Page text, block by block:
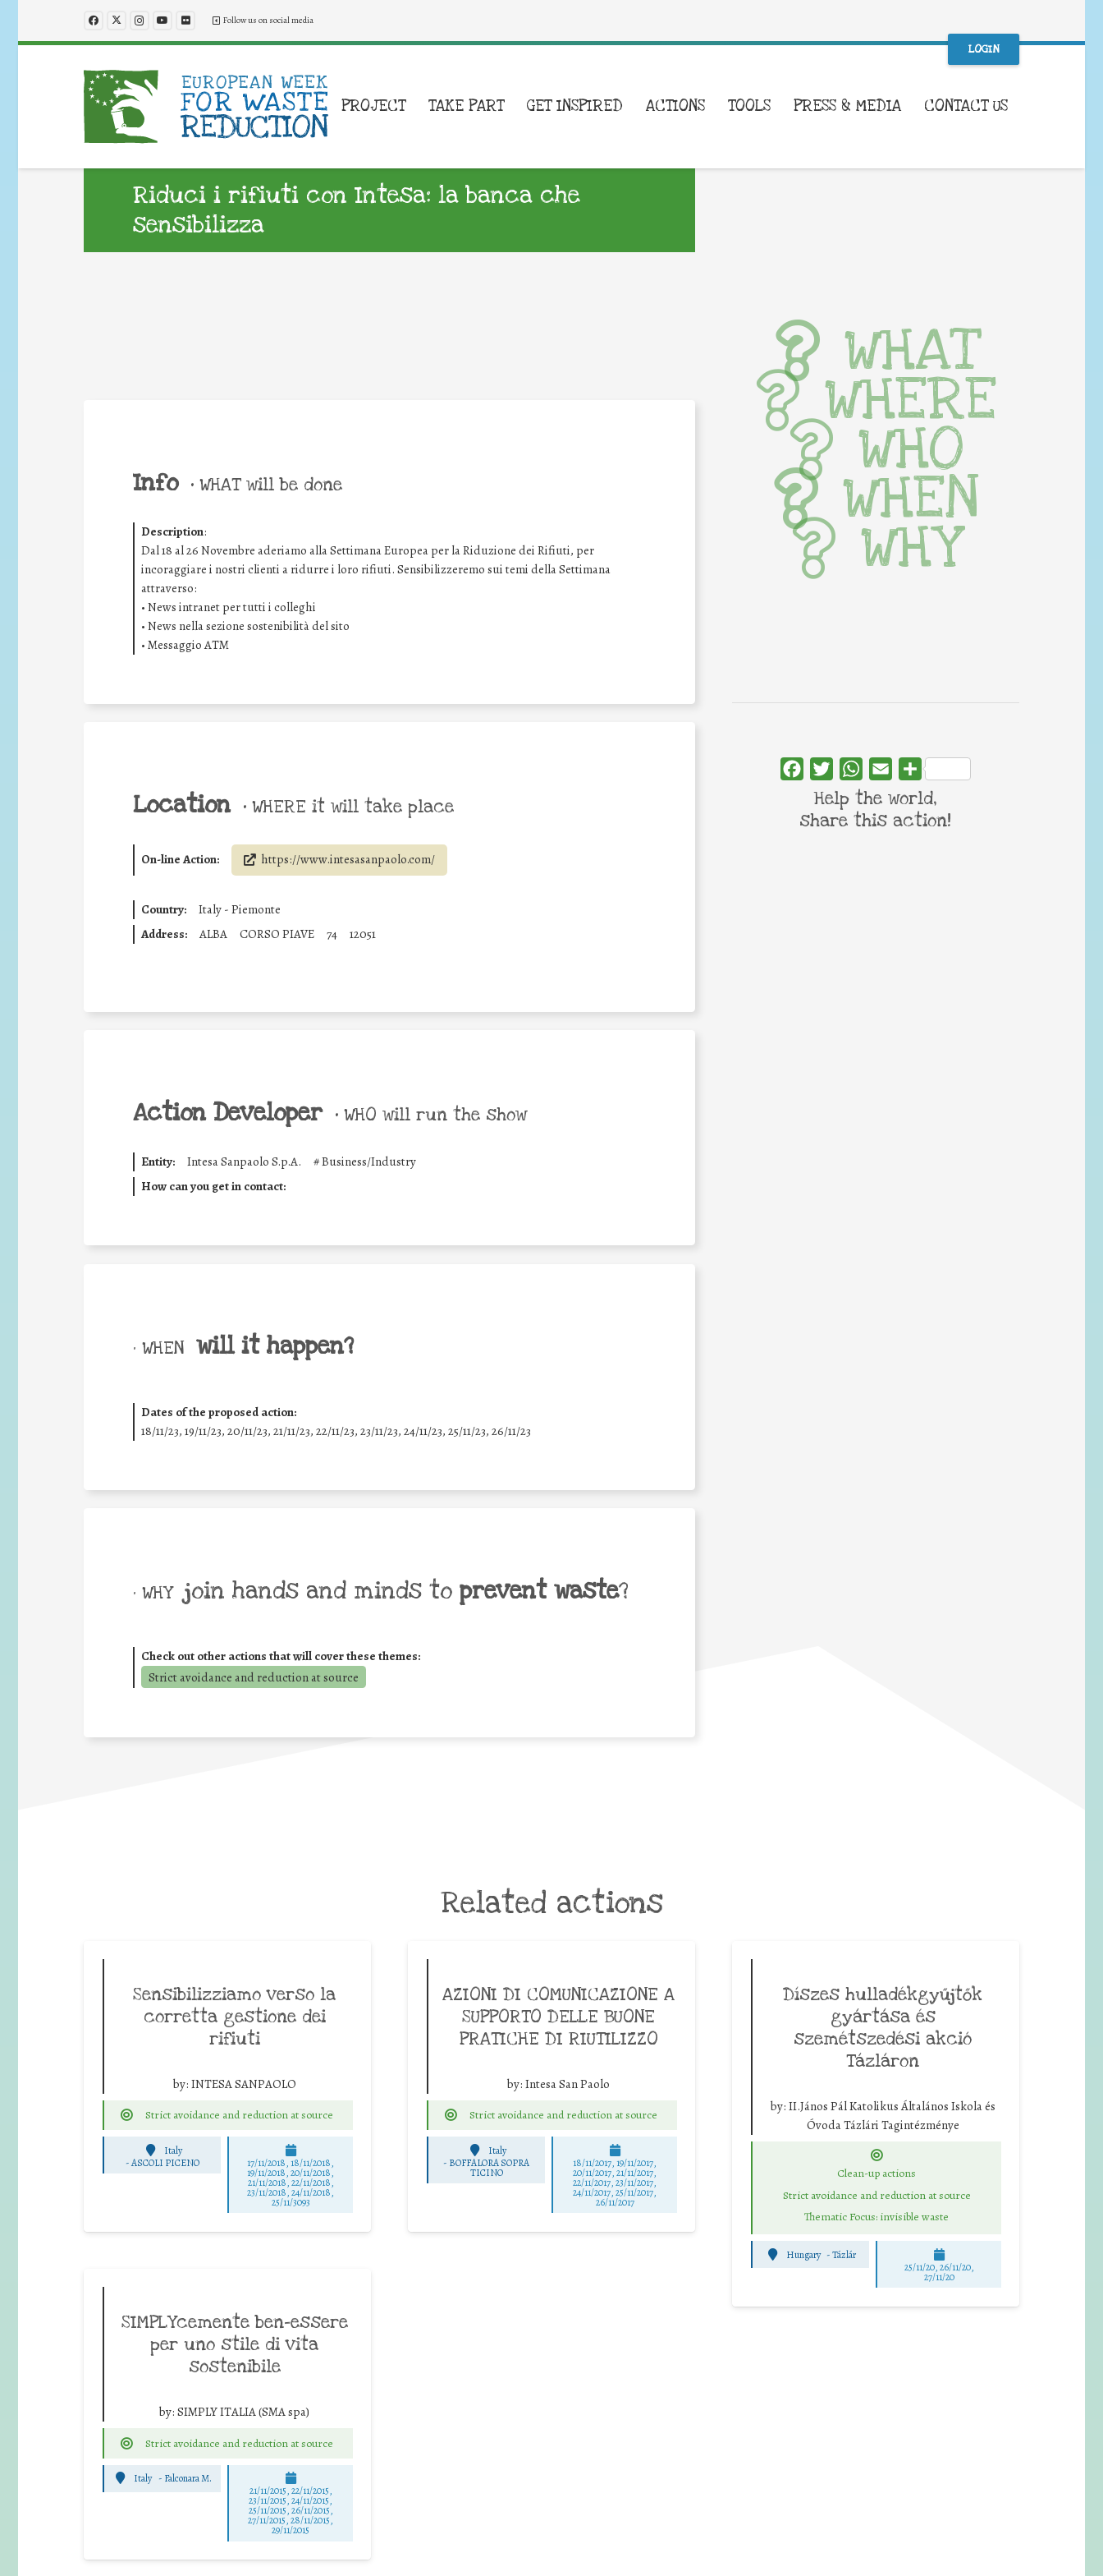
Follow us on social media
LOGIN
PROJECT TAKE PART GET INSPIRED ACTIONS TOOLS PRESS & MEDIA CONTACT US
Riduci i rifiuti con Intesa: la banca che
sensibilizza
Info • WHAT will be done
Description:
Dal 18 al 26 Novembre aderiamo alla Settimana Europea per la Riduzione dei Rifiuti, per
incoraggiare i nostri clienti a ridurre i loro rifiuti. Sensibilizzeremo sui temi della Settimana
attraverso:
• News intranet per tutti i colleghi
• News nella sezione sostenibilità del sito
• Messaggio ATM
Location • WHERE it will take place
On-line Action: https://www.intesasanpaolo.com/
Country:
Italy - Piemonte
Address:
ALBA CORSO PIAVE 74 12051
Action Developer • WHO will run the show
Entity: Intesa Sanpaolo S.p.A. #Business/Industry
How can you get in contact:
• WHEN will it happen?
Dates of the proposed action:
18/11/23, 19/11/23, 20/11/23, 21/11/23, 22/11/23, 23/11/23, 24/11/23, 25/11/23, 26/11/23
• WHY join hands and minds to prevent waste?
Check out other actions that will cover these themes:
Strict avoidance and reduction at source
WHAT
WHERE
WHO
WHEN
WHY
FacebookTwitterWhatsApp
Email Share
Help the world,
share this action!
Related actions
Sensibilizziamo verso la
corretta gestione dei
rifiuti
by: INTESA SANPAOLO
Strict avoidance and reduction at source
Italy
-ASCOLI PICENO 17/11/2018, 18/11/2018,
19/11/2018, 20/11/2018,
21/11/2018, 22/11/2018,
23/11/2018, 24/11/2018,
25/11/3093
AZIONI DI COMUNICAZIONE A
SUPPORTO DELLE BUONE
PRATICHE DI RIUTILIZZO
by: Intesa San Paolo
Strict avoidance and reduction at source
Italy
- BOFFALORA SOPRA
TICINO
18/11/2017, 19/11/2017,
20/11/2017, 21/11/2017,
22/11/2017, 23/11/2017,
24/11/2017, 25/11/2017,
26/11/2017
Díszes hulladékgyűjtők
gyártása és
szemétszedési akció
Tázláron
by: II.János Pál Katolikus Általános Iskola és
Óvoda Tázlári Tagintézménye
Clean-up actions
Strict avoidance and reduction at source
Thematic Focus: invisible waste
Hungary -Tázlár
25/11/20, 26/11/20,
27/11/20
SIMPLYcemente ben-essere
per uno stile di vita
sostenibile
by: SIMPLY ITALIA (SMA spa)
Strict avoidance and reduction at source
Italy - Falconara M.
21/11/2015, 22/11/2015,
23/11/2015, 24/11/2015,
25/11/2015, 26/11/2015,
27/11/2015, 28/11/2015,
29/11/2015